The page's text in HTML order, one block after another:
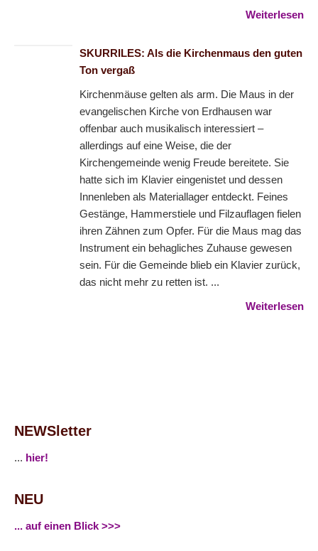
Weiterlesen
SKURRILES: Als die Kirchenmaus den guten
Ton vergaß
Kirchenmäuse gelten als arm. Die Maus in der
evangelischen Kirche von Erdhausen war
offenbar auch musikalisch interessiert –
allerdings auf eine Weise, die der
Kirchengemeinde wenig Freude bereitete. Sie
hatte sich im Klavier eingenistet und dessen
Innenleben als Materiallager entdeckt. Feines
Gestänge, Hammerstiele und Filzauflagen fielen
ihren Zähnen zum Opfer. Für die Maus mag das
Instrument ein behagliches Zuhause gewesen
sein. Für die Gemeinde blieb ein Klavier zurück,
das nicht mehr zu retten ist. ...
Weiterlesen
NEWSletter
... hier!
NEU
... auf einen Blick >>>